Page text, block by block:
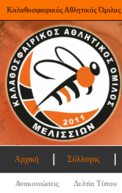
Καλαθοσφαιρικός Αθλητικός
Αρχική Σύλλογος
Ανακοινώσεις Δελτία Τύπου